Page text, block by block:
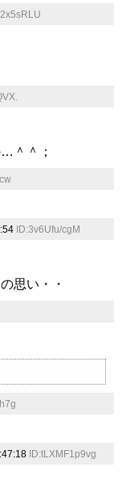
＾＾；
ID:3v6Ufu/cgM
思い・・
ID:tLXMF1p9vg